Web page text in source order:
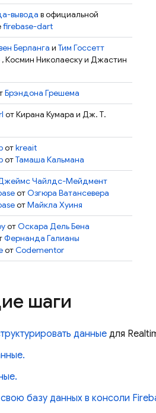
вывода в официальной
firebase-dart
Берланга и Тим Госсетт
, Космин Николаеску и Джастин
Брэндона Грешема
от Кирана Кумара и Дж. Т.
отkreait
отТамаша Кальмана
Чайлдс-Мейдмент
отОзгюра Ватансевера
отМайкла Хуиня
отОскара Дель Бена
Фернанда Галианы
отCodementor
шаги
данные для
базу данных в консоли